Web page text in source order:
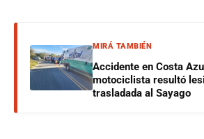
MIRÁ TAMBIÉN
Accidente en Costa
motociclista resultó
trasladada al Sayago